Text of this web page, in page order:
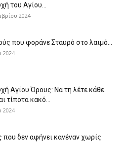
του Αγίου...
2024
που φοράνε Σταυρό στο λαιμό…
2024
Αγίου Όρους: Να τη λέτε κάθε
τίποτα κακό...
2024
που δεν αφήνει κανέναν χωρίς